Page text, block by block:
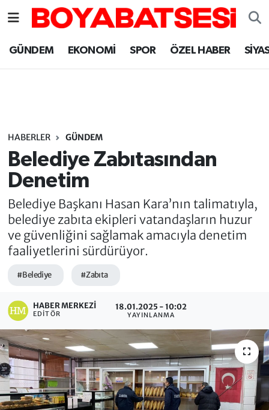
GÜNDEM EKONOMİ SPOR ÖZEL HABER
HABERLER GÜNDEM
Belediye Zabıtasından
Denetim
Belediye Başkanı Hasan Kara’nın talimatıyla,
belediye zabıta ekipleri vatandaşların huzur
ve güvenliğini sağlamak amacıyla denetim
faaliyetlerini sürdürüyor.
#Belediye #Zabıta
HABER MERKEZI
EDITÖR
18.01.2025 - 10:02
YAYINLANMA
Sinop Nöbetçi Eczaneler
Sinop Trafik Yoğunluk Haritası
Süper Lig Puan Durumu ve Fikstür
Tüm Manşetler
Son Dakika Haberleri
Haber Arşivi